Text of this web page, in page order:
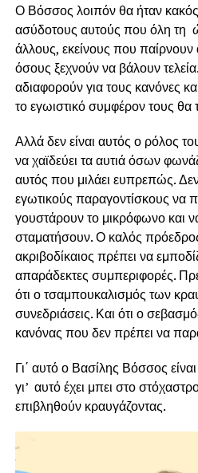
Ο Βόσσος λοιπόν θα ήταν
ασύδοτους αυτούς που όλη τη
άλλους, εκείνους που παίρνουν
όσους ξεχνούν να βάλουν
αδιαφορούν για τους κανόνες
το εγωιστικό συμφέρον τους
Αλλά δεν είναι αυτός ο ρόλος
να χαϊδεύει τα αυτιά όσων
αυτός που μιλάει ευπρεπώς.
εγωτικούς παραγοντίσκους να
γουστάρουν το μικρόφωνο και
σταματήσουν. Ο καλός
ακριβοδίκαιος πρέπει να
απαράδεκτες συμπεριφορές.
ότι ο τσαμπουκαλισμός των
συνεδριάσεις. Και ότι ο
κανόνας που δεν πρέπει να
Γι΄ αυτό ο Βασίλης Βόσσος
γι’ αυτό έχει μπει στο
επιβληθούν κραυγάζοντας.